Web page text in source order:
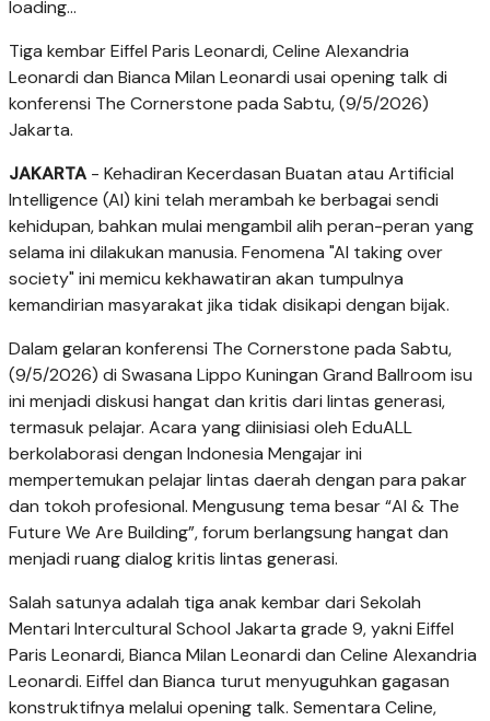
loading...
Tiga kembar Eiffel Paris Leonardi, Celine Alexandria
Leonardi dan Bianca Milan Leonardi usai opening talk di
konferensi The Cornerstone pada Sabtu, (9/5/2026)
Jakarta.
JAKARTA - Kehadiran Kecerdasan Buatan atau Artificial
Intelligence (AI) kini telah merambah ke berbagai sendi
kehidupan, bahkan mulai mengambil alih peran-peran yang
selama ini dilakukan manusia. Fenomena "AI taking over
society" ini memicu kekhawatiran akan tumpulnya
kemandirian masyarakat jika tidak disikapi dengan bijak.
Dalam gelaran konferensi The Cornerstone pada Sabtu,
(9/5/2026) di Swasana Lippo Kuningan Grand Ballroom isu
ini menjadi diskusi hangat dan kritis dari lintas generasi,
termasuk pelajar. Acara yang diinisiasi oleh EduALL
berkolaborasi dengan Indonesia Mengajar ini
mempertemukan pelajar lintas daerah dengan para pakar
dan tokoh profesional. Mengusung tema besar “AI & The
Future We Are Building”, forum berlangsung hangat dan
menjadi ruang dialog kritis lintas generasi.
Salah satunya adalah tiga anak kembar dari Sekolah
Mentari Intercultural School Jakarta grade 9, yakni Eiffel
Paris Leonardi, Bianca Milan Leonardi dan Celine Alexandria
Leonardi. Eiffel dan Bianca turut menyuguhkan gagasan
konstruktifnya melalui opening talk. Sementara Celine,